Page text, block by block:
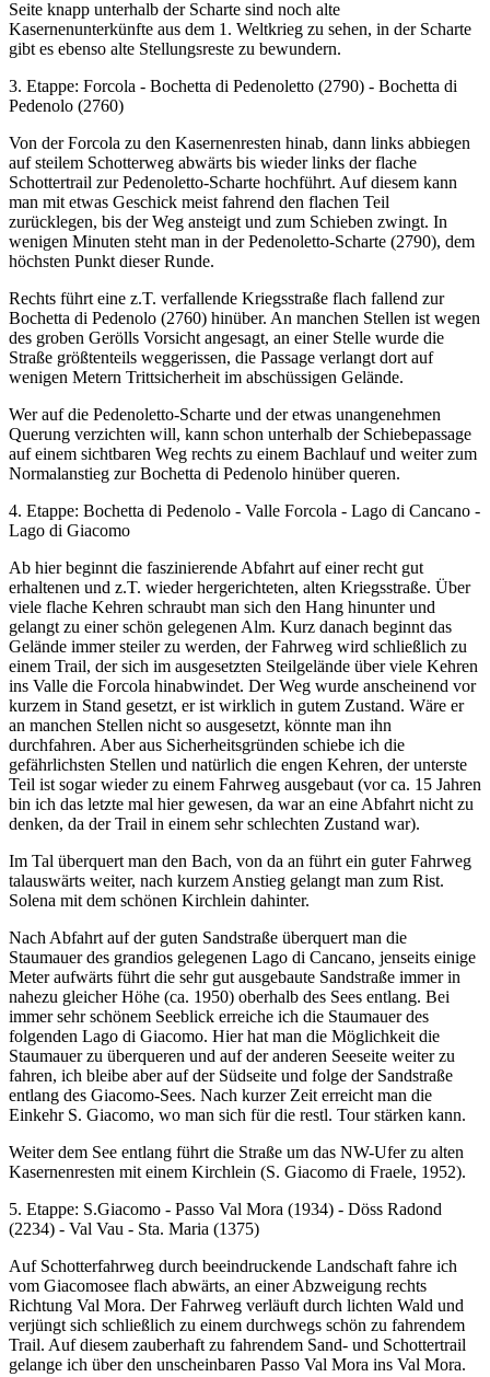
Seite knapp unterhalb der Scharte sind noch alte
Kasernenunterkünfte aus dem 1. Weltkrieg zu sehen, in der Scharte
gibt es ebenso alte Stellungsreste zu bewundern.
3. Etappe: Forcola - Bochetta di Pedenoletto (2790) - Bochetta di
Pedenolo (2760)
Von der Forcola zu den Kasernenresten hinab, dann links abbiegen
auf steilem Schotterweg abwärts bis wieder links der flache
Schottertrail zur Pedenoletto-Scharte hochführt. Auf diesem kann
man mit etwas Geschick meist fahrend den flachen Teil
zurücklegen, bis der Weg ansteigt und zum Schieben zwingt. In
wenigen Minuten steht man in der Pedenoletto-Scharte (2790), dem
höchsten Punkt dieser Runde.
Rechts führt eine z.T. verfallende Kriegsstraße flach fallend zur
Bochetta di Pedenolo (2760) hinüber. An manchen Stellen ist wegen
des groben Gerölls Vorsicht angesagt, an einer Stelle wurde die
Straße größtenteils weggerissen, die Passage verlangt dort auf
wenigen Metern Trittsicherheit im abschüssigen Gelände.
Wer auf die Pedenoletto-Scharte und der etwas unangenehmen
Querung verzichten will, kann schon unterhalb der Schiebepassage
auf einem sichtbaren Weg rechts zu einem Bachlauf und weiter zum
Normalanstieg zur Bochetta di Pedenolo hinüber queren.
4. Etappe: Bochetta di Pedenolo - Valle Forcola - Lago di Cancano -
Lago di Giacomo
Ab hier beginnt die faszinierende Abfahrt auf einer recht gut
erhaltenen und z.T. wieder hergerichteten, alten Kriegsstraße. Über
viele flache Kehren schraubt man sich den Hang hinunter und
gelangt zu einer schön gelegenen Alm. Kurz danach beginnt das
Gelände immer steiler zu werden, der Fahrweg wird schließlich zu
einem Trail, der sich im ausgesetzten Steilgelände über viele Kehren
ins Valle die Forcola hinabwindet. Der Weg wurde anscheinend vor
kurzem in Stand gesetzt, er ist wirklich in gutem Zustand. Wäre er
an manchen Stellen nicht so ausgesetzt, könnte man ihn
durchfahren. Aber aus Sicherheitsgründen schiebe ich die
gefährlichsten Stellen und natürlich die engen Kehren, der unterste
Teil ist sogar wieder zu einem Fahrweg ausgebaut (vor ca. 15 Jahren
bin ich das letzte mal hier gewesen, da war an eine Abfahrt nicht zu
denken, da der Trail in einem sehr schlechten Zustand war).
Im Tal überquert man den Bach, von da an führt ein guter Fahrweg
talauswärts weiter, nach kurzem Anstieg gelangt man zum Rist.
Solena mit dem schönen Kirchlein dahinter.
Nach Abfahrt auf der guten Sandstraße überquert man die
Staumauer des grandios gelegenen Lago di Cancano, jenseits einige
Meter aufwärts führt die sehr gut ausgebaute Sandstraße immer in
nahezu gleicher Höhe (ca. 1950) oberhalb des Sees entlang. Bei
immer sehr schönem Seeblick erreiche ich die Staumauer des
folgenden Lago di Giacomo. Hier hat man die Möglichkeit die
Staumauer zu überqueren und auf der anderen Seeseite weiter zu
fahren, ich bleibe aber auf der Südseite und folge der Sandstraße
entlang des Giacomo-Sees. Nach kurzer Zeit erreicht man die
Einkehr S. Giacomo, wo man sich für die restl. Tour stärken kann.
Weiter dem See entlang führt die Straße um das NW-Ufer zu alten
Kasernenresten mit einem Kirchlein (S. Giacomo di Fraele, 1952).
5. Etappe: S.Giacomo - Passo Val Mora (1934) - Döss Radond
(2234) - Val Vau - Sta. Maria (1375)
Auf Schotterfahrweg durch beeindruckende Landschaft fahre ich
vom Giacomosee flach abwärts, an einer Abzweigung rechts
Richtung Val Mora. Der Fahrweg verläuft durch lichten Wald und
verjüngt sich schließlich zu einem durchwegs schön zu fahrendem
Trail. Auf diesem zauberhaft zu fahrendem Sand- und Schottertrail
gelange ich über den unscheinbaren Passo Val Mora ins Val Mora.